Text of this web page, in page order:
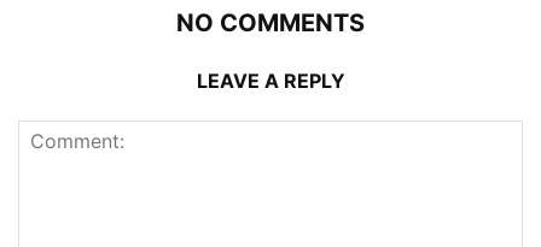
NO COMMENTS
LEAVE A REPLY